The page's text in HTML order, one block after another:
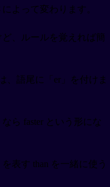
よって変わります。
、ルールを覚えれば簡
、語尾に「er」を付けま
ら faster という形にな
表す than を一緒に使う